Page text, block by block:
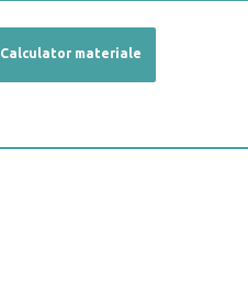
Calculator materiale